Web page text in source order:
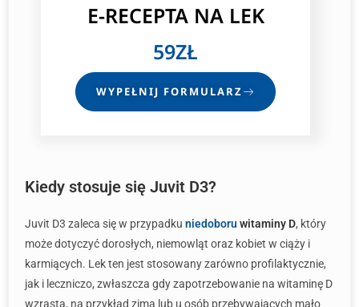
E-RECEPTANA LEK
59ZŁ
WYPEŁNIJ FORMULARZ
Kiedy stosuje się Juvit D3?
Juvit D3 zaleca się w przypadku niedoboru witaminy D, który
może dotyczyć dorosłych, niemowląt oraz kobiet w ciąży i
karmiących. Lek ten jest stosowany zarówno profilaktycznie,
jak i leczniczo, zwłaszcza gdy zapotrzebowanie na witaminę D
wzrasta, na przykład zimą lub u osób przebywających mało